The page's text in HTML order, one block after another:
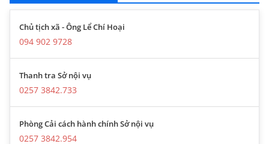
Chủ tịch xã - Ông Lể Chí Hoại
094 902 9728
Thanh tra Sở nội vụ
0257 3842.733
Phòng Cải cách hành chính Sở nội vụ
0257 3842.954